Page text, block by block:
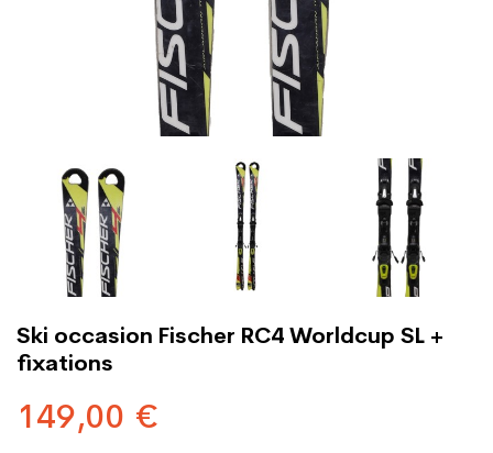
Ski occasion Fischer RC4 Worldcup SL +
fixations
149,00 €